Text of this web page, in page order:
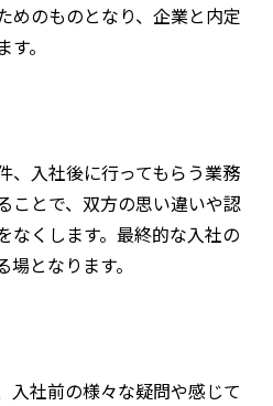
めのものとなり、企業と内定
。
、入社後に行ってもらう業務
ことで、双方の思い違いや認
なくします。最終的な入社の
となります。
入社前の様々な疑問や感じて